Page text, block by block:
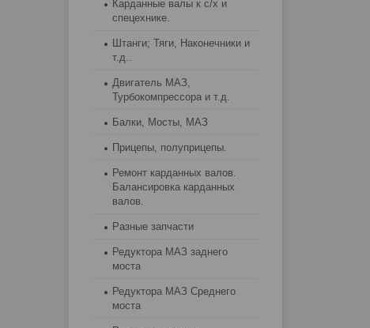
Карданные валы к с/х и
спецехнике.
Штанги; Тяги, Наконечники и
т.д..
Двигатель МАЗ,
Турбокомпрессора и т.д.
Балки, Мосты, МАЗ
Прицепы, полуприцепы.
Ремонт карданных валов.
Балансировка карданных
валов.
Разные запчасти
Редуктора МАЗ заднего
моста
Редуктора МАЗ Среднего
моста